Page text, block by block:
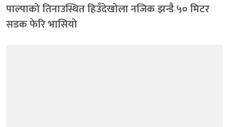
पाल्पाको तिनाउस्थित हिउँदेखोला नजिक झन्डै ५० मिटर
सडक फेरि भासियो